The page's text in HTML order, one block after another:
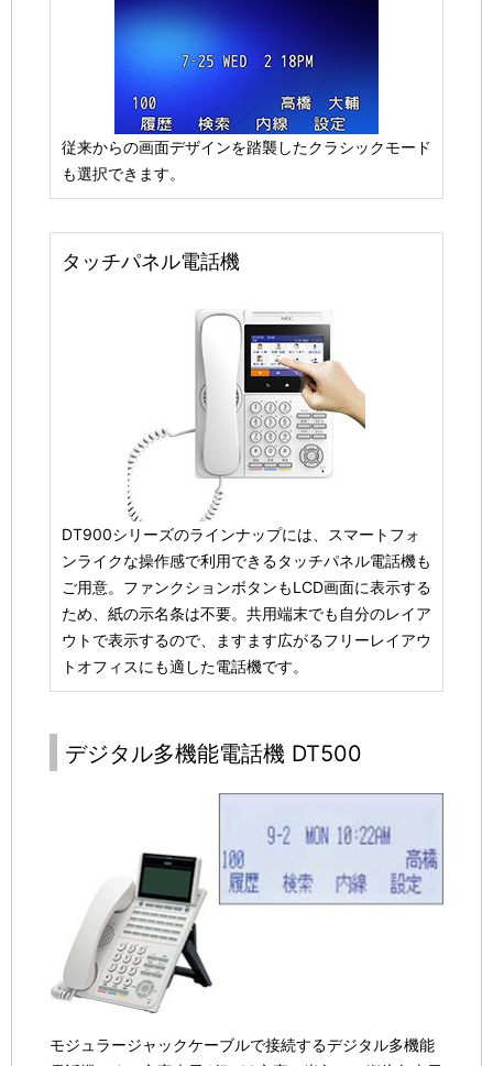
従来からの画面デザインを踏襲したクラシックモード
も選択できます。
タッチパネル電話機
DT900シリーズのラインナップには、スマートフォ
ンライクな操作感で利用できるタッチパネル電話機も
ご用意。ファンクションボタンもLCD画面に表示する
ため、紙の示名条は不要。共用端末でも自分のレイア
ウトで表示するので、ますます広がるフリーレイアウ
トオフィスにも適した電話機です。
デジタル多機能電話機 DT500
モジュラージャックケーブルで接続するデジタル多機能